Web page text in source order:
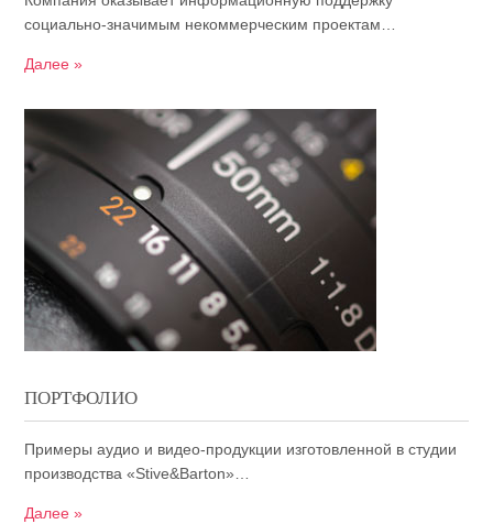
социально-значимым некоммерческим проектам…
Далее »
ПОРТФОЛИО
Примеры аудио и видео-продукции изготовленной в студии
производства «Stive&Barton»…
Далее »